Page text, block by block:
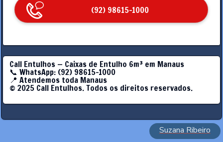
(92) 98615-1000
Call Entulhos — Caixas de Entulho 6m³ em Manaus
📞 WhatsApp: (92) 98615-1000
📍 Atendemos toda Manaus
© 2025 Call Entulhos. Todos os direitos reservados.
Suzana Ribeiro